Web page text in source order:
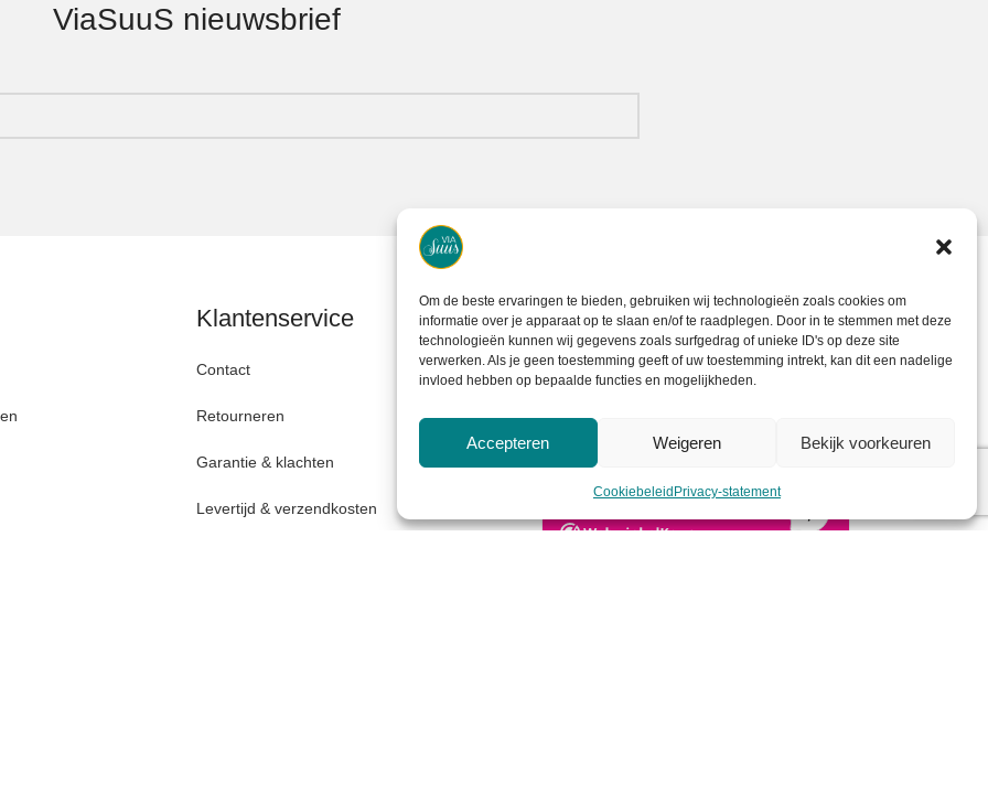
Om de beste ervaringen te bieden, gebruiken wij technologieën zoals cookies om
informatie over je apparaat op te slaan en/of te raadplegen. Door in te stemmen met deze
technologieën kunnen wij gegevens zoals surfgedrag of unieke ID's op deze site
verwerken. Als je geen toestemming geeft of uw toestemming intrekt, kan dit een nadelige
invloed hebben op bepaalde functies en mogelijkheden.
Accepteren Weigeren Bekijk voorkeuren
Cookiebeleid Privacy-statement
ViaSuuS nieuwsbrief
Klantenservice
Contact
Retourneren
Garantie & klachten
Levertijd & verzendkosten